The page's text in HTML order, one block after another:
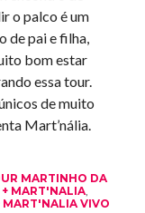
o palco é um
de pai e filha,
bom estar
essa tour.
de muito
Mart’nália.
MARTINHO DA
MART'NALIA,
MART'NALIA VIVO